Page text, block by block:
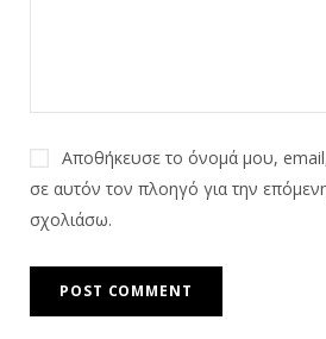
Αποθήκευσε το όνομά μου,
σε αυτόν τον πλοηγό για την
σχολιάσω.